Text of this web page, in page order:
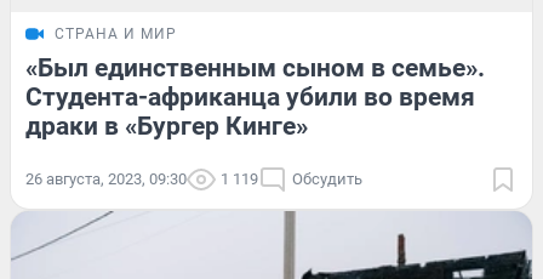
СТРАНА И МИР
«Был единственным сыном в семье».
Студента-африканца убили во время
драки в «Бургер Кинге»
26 августа, 2023, 09:30 1 119 Обсудить